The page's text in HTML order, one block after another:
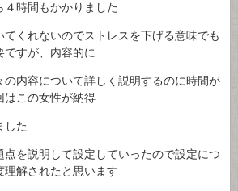
時間もかかりました
くれないのでストレスを下げる意味でも
ですが、内容的に
の内容について詳しく説明するのに時間が
はこの女性が納得
した
点を説明して設定していったので設定につ
理解されたと思います